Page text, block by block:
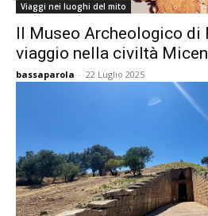
Viaggi nei luoghi del mito
Il Museo Archeologico di
viaggio nella civiltà
bassaparola - 22 Luglio 2025